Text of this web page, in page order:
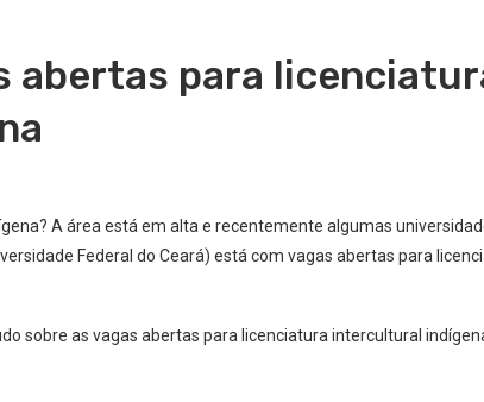
abertas para
A área está em alta e recentemente algumas
Federal do Ceará) está com vagas abertas para
sobre as vagas abertas para licenciatura intercultural